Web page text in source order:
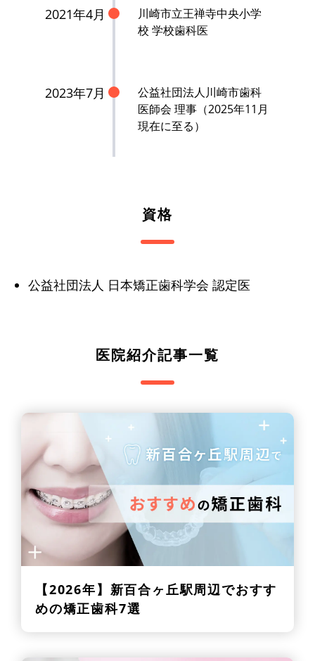
2021年4月
川崎市立王禅寺中央小学
校 学校歯科医
2023年7月
公益社団法人川崎市歯科
医師会 理事（2025年11月
現在に至る）
資格
公益社団法人 日本矯正歯科学会 認定医
医院紹介記事一覧
【2026年】 新百合ヶ丘駅周辺でおすす
めの矯正歯科7選